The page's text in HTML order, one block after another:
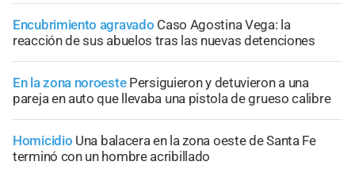
Encubrimiento agravado Caso Agostina Vega: la
reacción de sus abuelos tras las nuevas detenciones
En la zona noroeste Persiguieron y detuvieron a una
pareja en auto que llevaba una pistola de grueso calibre
Homicidio Una balacera en la zona oeste de Santa Fe
terminó con un hombre acribillado